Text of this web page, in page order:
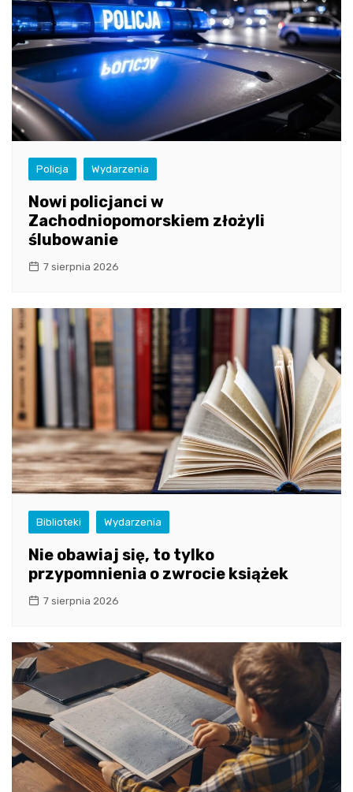
Policja Wydarzenia
Nowi policjanci w
Zachodniopomorskiem złożyli
ślubowanie
7 sierpnia 2026
Biblioteki Wydarzenia
Nie obawiaj się, to tylko
przypomnienia o zwrocie książek
7 sierpnia 2026